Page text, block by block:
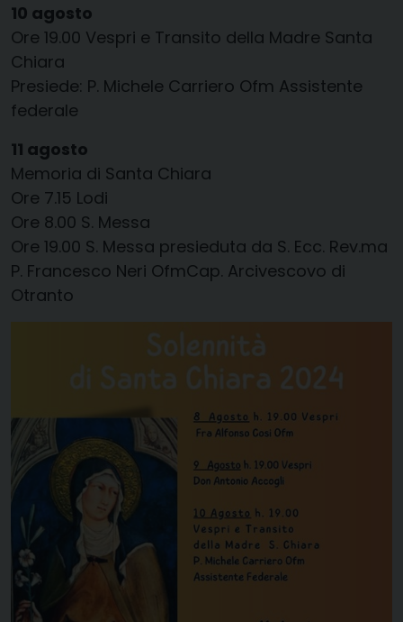
10 agosto
Ore 19.00 Vespri e Transito della Madre Santa
Chiara
Presiede: P. Michele Carriero Ofm Assistente
federale
11 agosto
Memoria di Santa Chiara
Ore 7.15 Lodi
Ore 8.00 S. Messa
Ore 19.00 S. Messa presieduta da S. Ecc. Rev.ma
P. Francesco Neri OfmCap. Arcivescovo di
Otranto